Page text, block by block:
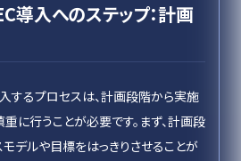
導入へのステップ：計画
するプロセスは、計画段階から実施
に行うことが必要です。まず、計画段
デルや目標をはっきりさせることが